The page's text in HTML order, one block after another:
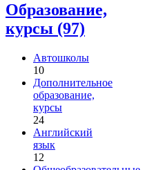
Образование,
курсы (97)
Автошколы
10
Дополнительное
образование,
курсы
24
Английский
язык
12